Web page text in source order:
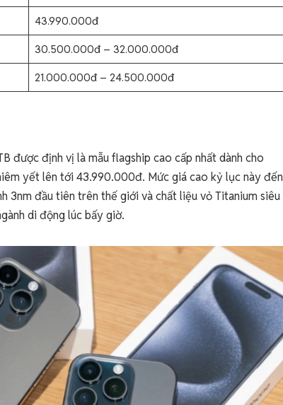
43.990.000đ
30.500.000đ – 32.000.000đ
21.000.000đ – 24.500.000đ
được định vị là mẫu flagship cao cấp nhất dành cho
yết lên tới 43.990.000đ. Mức giá cao kỷ lục này đến
3nm đầu tiên trên thế giới và chất liệu vỏ Titanium siêu
di động lúc bấy giờ.